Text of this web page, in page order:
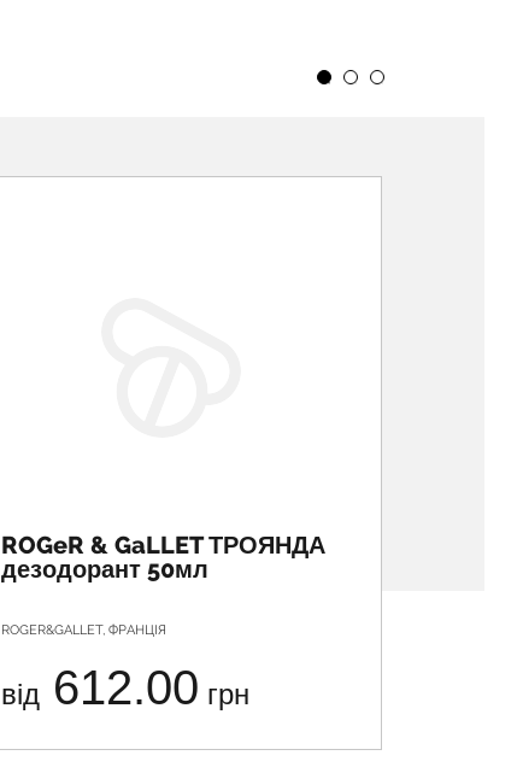
ROGeR & GaLLET ТРОЯНДА
дезодорант 50мл
ROGER&GALLET, ФРАНЦІЯ
від 612.00 грн